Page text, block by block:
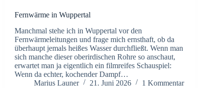
Fernwärme in Wuppertal
Manchmal stehe ich in Wuppertal vor den
Fernwärmeleitungen und frage mich ernsthaft, ob da
überhaupt jemals heißes Wasser durchfließt. Wenn man
sich manche dieser oberirdischen Rohre so anschaut,
erwartet man ja eigentlich ein filmreifes Schauspiel:
Wenn da echter, kochender Dampf…
Marius Launer
21. Juni 2026 1 Kommentar